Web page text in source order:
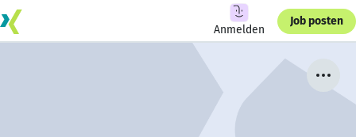
Anmelden
Job posten